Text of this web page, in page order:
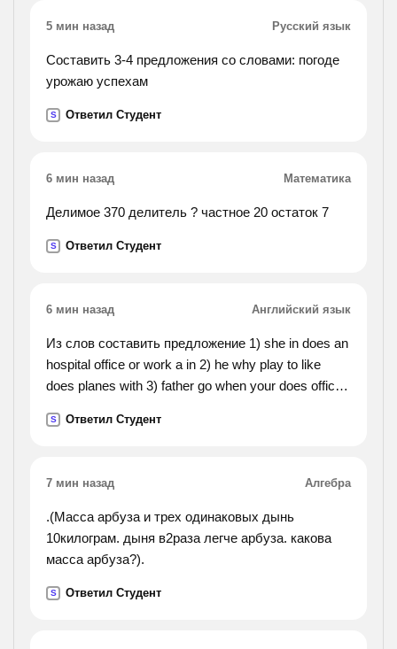
5 мин назад Русский язык
Составить 3-4 предложения со словами: погоде
урожаю успехам
S Ответил Студент
6 мин назад Математика
Делимое 370 делитель ? частное 20 остаток 7
S Ответил Студент
6 мин назад Английский язык
Из слов составить предложение 1) she in does an
hospital office or work a in 2) he why play to like
does planes with 3) father go when your does office
S Ответил Студент
7 мин назад Алгебра
.(Масса арбуза и трех одинаковых дынь
10килограм. дыня в2раза легче арбуза. какова
масса арбуза?).
S Ответил Студент